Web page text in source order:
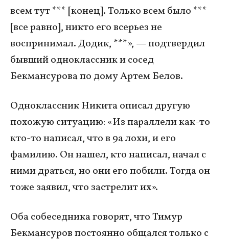
всем тут *** [конец]. Только всем было ***
[все равно], никто его всерьез не
воспринимал. Додик, ***», — подтвердил
бывший одноклассник и сосед
Бекмансурова по дому Артем Белов.
Одноклассник Никита описал другую
похожую ситуацию: «Из параллели как-то
кто-то написал, что в 9а лохи, и его
фамилию. Он нашел, кто написал, начал с
ними драться, но они его побили. Тогда он
тоже заявил, что застрелит их».
Оба собеседника говорят, что Тимур
Бекмансуров постоянно общался только с